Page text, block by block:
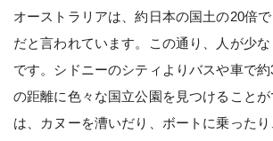
オーストラリアは、約日本の国土の20倍
だと言われています。この通り、人が少
です。シドニーのシティよりバスや車で
の距離に色々な国立公園を見つけること
は、カヌーを漕いだり、ボートに乗った